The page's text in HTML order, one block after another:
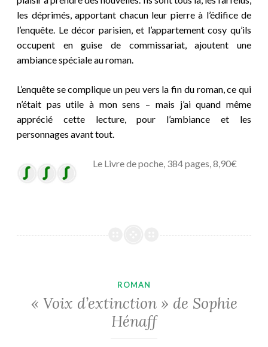
les déprimés, apportant chacun leur pierre à l’édifice de
l’enquête. Le décor parisien, et l’appartement cosy qu’ils
occupent en guise de commissariat, ajoutent une
ambiance spéciale au roman.
L’enquête se complique un peu vers la fin du roman, ce qui
n’était pas utile à mon sens – mais j’ai quand même
apprécié cette lecture, pour l’ambiance et les
personnages avant tout.
Le Livre de poche, 384 pages, 8,90€
ROMAN
« Voix d’extinction » de Sophie
Hénaff